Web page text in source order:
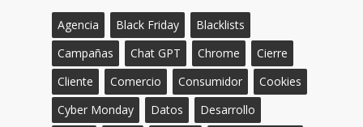
Agencia Black Friday
Blacklists
Campañas
Chat GPT Chrome
Cierre
Cliente
Comercio Consumidor
Cookies
Cyber Monday
Datos
Desarrollo